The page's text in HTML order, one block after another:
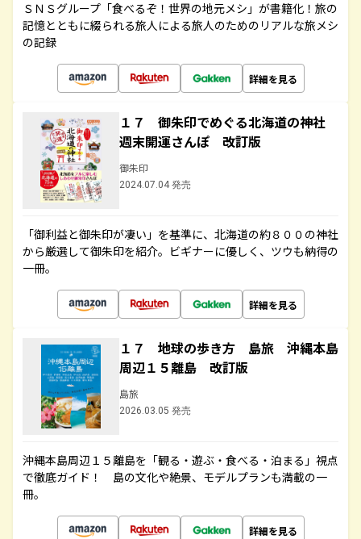
ＳＮＳグループ「食べるぞ！世界の地元メシ」が書籍化！旅の
記憶とともに綴られる旅人による旅人のためのリアルな旅メシ
の記録
詳細を見る
１７ 御朱印でめぐる北海道の神社
週末開運さんぽ 改訂版
御朱印
2024.07.04 発売
「御利益と御朱印が凄い」を基準に、北海道の約８００の神社
から厳選して御朱印を紹介。ビギナーに優しく、ツウも納得の
一冊。
詳細を見る
１７ 地球の歩き方 島旅 沖縄本島
周辺１５離島 改訂版
島旅
2026.03.05 発売
沖縄本島周辺１５離島を「観る・遊ぶ・食べる・泊まる」視点
で徹底ガイド！ 島の文化や絶景、モデルプランも満載の一
冊。
詳細を見る